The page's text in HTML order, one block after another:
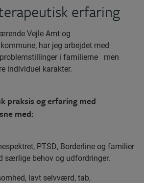
erfaring
Vejle Amt og
har jeg arbejdet med
i familierne men
individuel karakter.
praksis og erfaring med
med:
PTSD, Borderline og familier
særlige behov og udfordringer.
lavt selvværd, tab,